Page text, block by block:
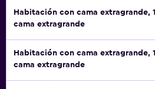
Habitación con cama extragrande, 1
cama extragrande
Habitación con cama extragrande, 1
cama extragrande